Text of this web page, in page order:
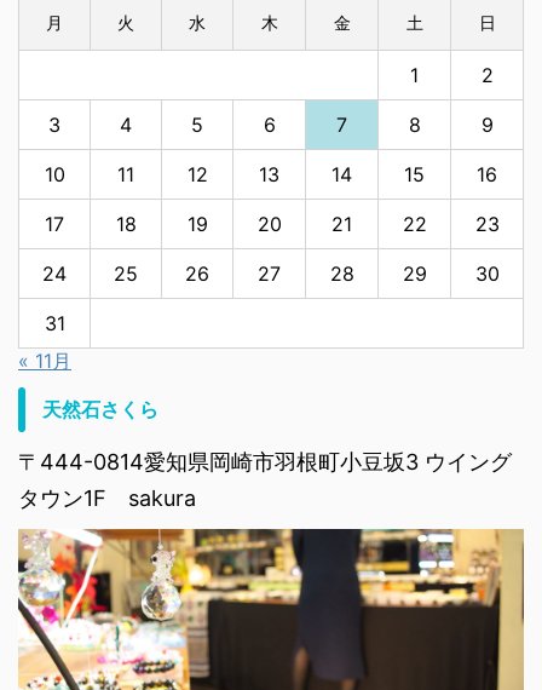
月 火 水 木 金 土 日
1 2
3 4 5 6 7 8 9
10 11 12 13 14 15 16
17 18 19 20 21 22 23
24 25 26 27 28 29 30
31
« 11月
天然石さくら
〒444-0814愛知県岡崎市羽根町小豆坂3 ウイング
タウン1F sakura